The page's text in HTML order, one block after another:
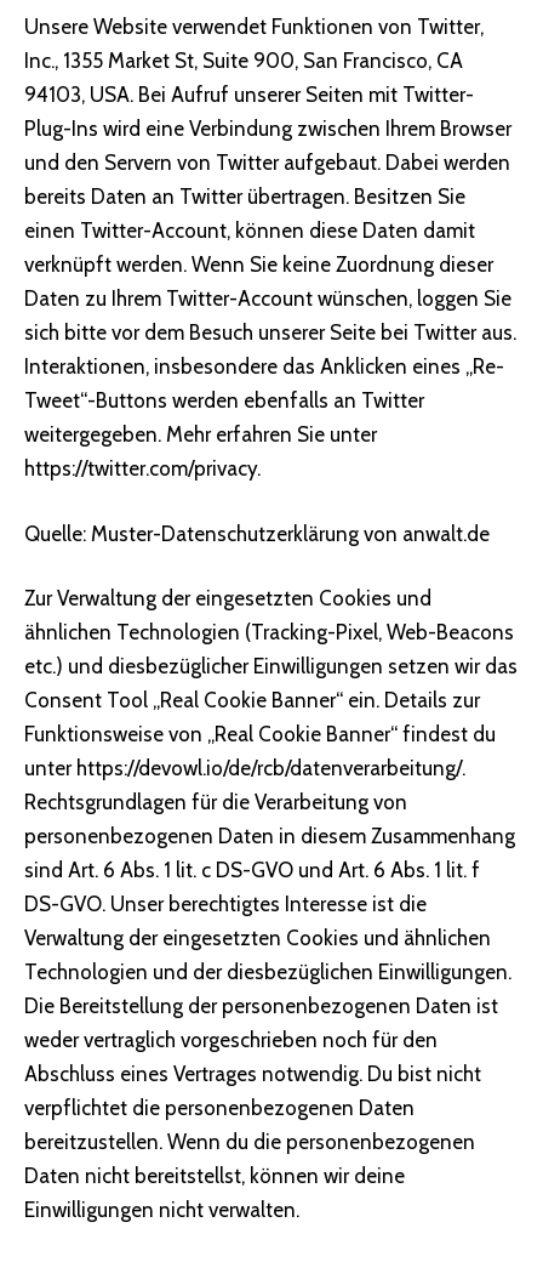
Unsere Website verwendet Funktionen von Twitter,
Inc., 1355 Market St, Suite 900, San Francisco, CA
94103, USA. Bei Aufruf unserer Seiten mit Twitter-
Plug-Ins wird eine Verbindung zwischen Ihrem Browser
und den Servern von Twitter aufgebaut. Dabei werden
bereits Daten an Twitter übertragen. Besitzen Sie
einen Twitter-Account, können diese Daten damit
verknüpft werden. Wenn Sie keine Zuordnung dieser
Daten zu Ihrem Twitter-Account wünschen, loggen Sie
sich bitte vor dem Besuch unserer Seite bei Twitter aus.
Interaktionen, insbesondere das Anklicken eines „Re-
Tweet“-Buttons werden ebenfalls an Twitter
weitergegeben. Mehr erfahren Sie unter
https://twitter.com/privacy.
Quelle: Muster-Datenschutzerklärung von anwalt.de
Zur Verwaltung der eingesetzten Cookies und
ähnlichen Technologien (Tracking-Pixel, Web-Beacons
etc.) und diesbezüglicher Einwilligungen setzen wir das
Consent Tool „Real Cookie Banner“ ein. Details zur
Funktionsweise von „Real Cookie Banner“ findest du
unter https://devowl.io/de/rcb/datenverarbeitung/.
Rechtsgrundlagen für die Verarbeitung von
personenbezogenen Daten in diesem Zusammenhang
sind Art. 6 Abs. 1 lit. c DS-GVO und Art. 6 Abs. 1 lit. f
DS-GVO. Unser berechtigtes Interesse ist die
Verwaltung der eingesetzten Cookies und ähnlichen
Technologien und der diesbezüglichen Einwilligungen.
Die Bereitstellung der personenbezogenen Daten ist
weder vertraglich vorgeschrieben noch für den
Abschluss eines Vertrages notwendig. Du bist nicht
verpflichtet die personenbezogenen Daten
bereitzustellen. Wenn du die personenbezogenen
Daten nicht bereitstellst, können wir deine
Einwilligungen nicht verwalten.